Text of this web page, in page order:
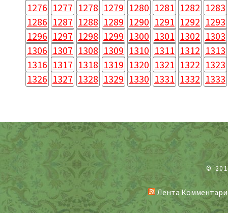
1276 1277 1278 1279 1280 1281 1282 1283
1286 1287 1288 1289 1290 1291 1292 1293
1296 1297 1298 1299 1300 1301 1302 1303
1306 1307 1308 1309 1310 1311 1312 1313
1316 1317 1318 1319 1320 1321 1322 1323
1326 1327 1328 1329 1330 1331 1332 1333
©
Лента